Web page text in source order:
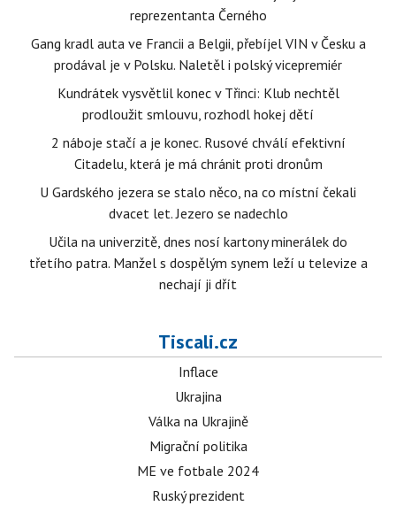
reprezentanta Černého
Gang kradl auta ve Francii a Belgii, přebíjel VIN v Česku a
prodával je v Polsku. Naletěl i polský vicepremiér
Kundrátek vysvětlil konec v Třinci: Klub nechtěl
prodloužit smlouvu, rozhodl hokej dětí
2 náboje stačí a je konec. Rusové chválí efektivní
Citadelu, která je má chránit proti dronům
U Gardského jezera se stalo něco, na co místní čekali
dvacet let. Jezero se nadechlo
Učila na univerzitě, dnes nosí kartony minerálek do
třetího patra. Manžel s dospělým synem leží u televize a
nechají ji dřít
Tiscali.cz
Inflace
Ukrajina
Válka na Ukrajině
Migrační politika
ME ve fotbale 2024
Ruský prezident